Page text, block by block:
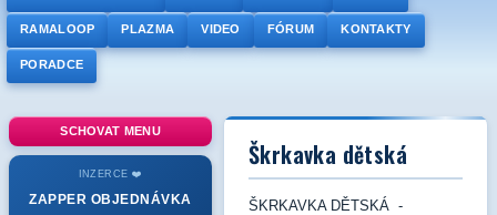
RAMALOOP PLAZMA VIDEO FÓRUM KONTAKTY
PORADCE
SCHOVAT MENU
INZERCE ❤️
ZAPPER OBJEDNÁVKA
Škrkavka dětská
ŠKRKAVKA DĚTSKÁ -